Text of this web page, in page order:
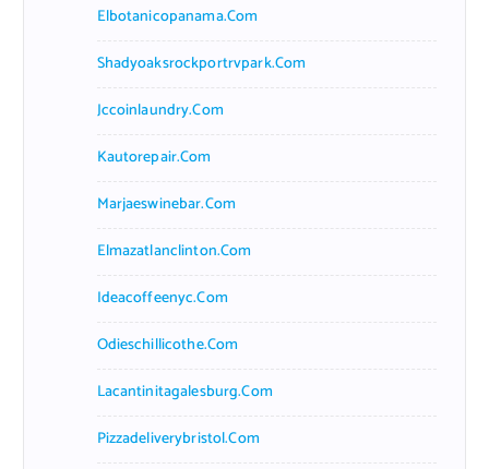
Elbotanicopanama.com
Shadyoaksrockportrvpark.com
Jccoinlaundry.com
Kautorepair.com
Marjaeswinebar.com
Elmazatlanclinton.com
Ideacoffeenyc.com
Odieschillicothe.com
Lacantinitagalesburg.com
Pizzadeliverybristol.com